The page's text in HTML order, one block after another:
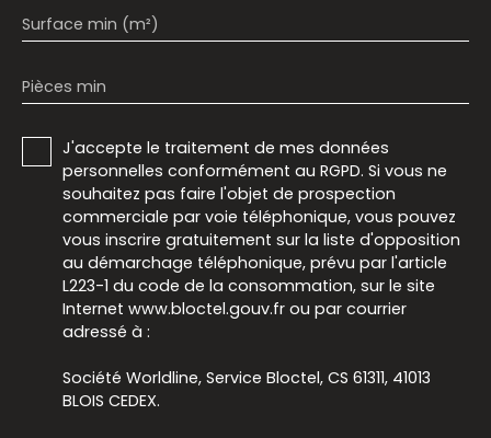
Surface min (m²)
Pièces min
J'accepte le traitement de mes données
personnelles conformément au RGPD. Si vous ne
souhaitez pas faire l'objet de prospection
commerciale par voie téléphonique, vous pouvez
vous inscrire gratuitement sur la liste d'opposition
au démarchage téléphonique, prévu par l'article
L223-1 du code de la consommation, sur le site
Internet www.bloctel.gouv.fr ou par courrier
adressé à :
Société Worldline, Service Bloctel, CS 61311, 41013
BLOIS CEDEX.